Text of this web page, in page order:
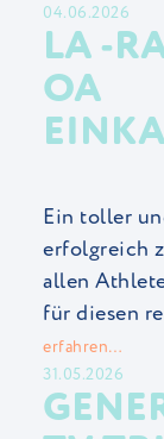
04.06.2026
LA -
OA
Ein toller
erfolgreich
allen
für diesen
erfahren…
31.05.2026